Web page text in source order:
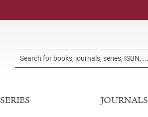
JOURNALS